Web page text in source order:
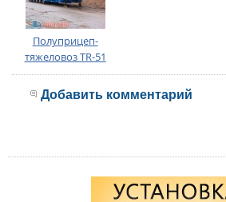
Полуприцеп-
тяжеловоз TR-51
Добавить комментарий